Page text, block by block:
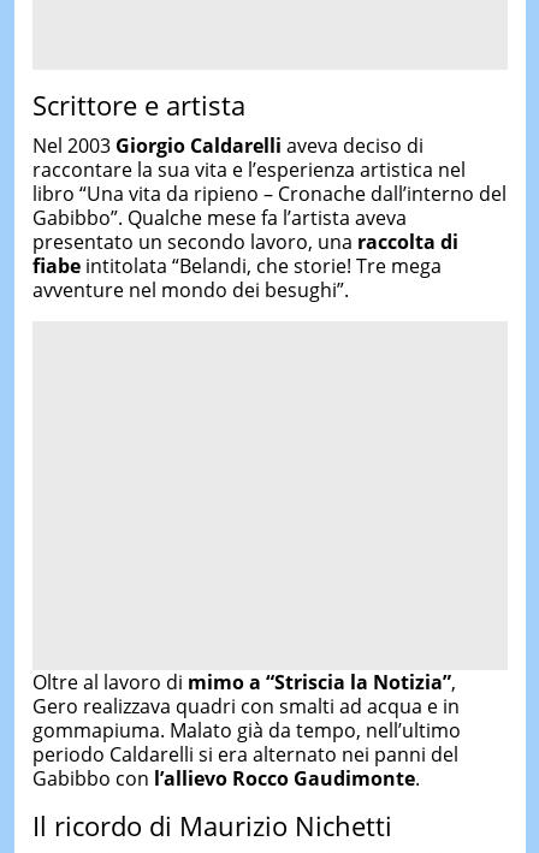
Scrittore e artista
Nel 2003 Giorgio Caldarelli aveva deciso di
raccontare la sua vita e l’esperienza artistica nel
libro “Una vita da ripieno – Cronache dall’interno del
Gabibbo”. Qualche mese fa l’artista aveva
presentato un secondo lavoro, una raccolta di
fiabeintitolata “Belandi, che storie! Tre mega
avventure nel mondo dei besughi”.
Oltre al lavoro di mimo a “Striscia la Notizia”,
Gero realizzava quadri con smalti ad acqua e in
gommapiuma. Malato già da tempo, nell’ultimo
periodo Caldarelli si era alternato nei panni del
Gabibbo con l’allievo Rocco Gaudimonte.
Il ricordo di Maurizio Nichetti